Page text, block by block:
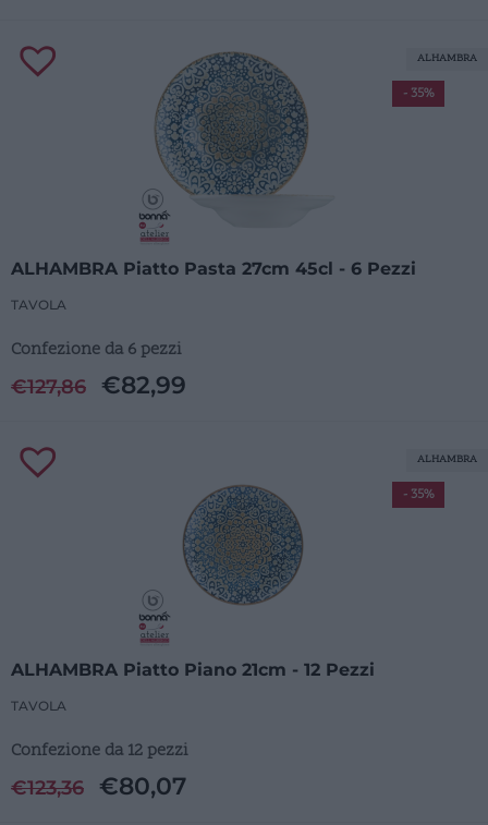
ALHAMBRA Piatto Pasta 27cm 45cl - 6 Pezzi
TAVOLA
Confezione da 6 pezzi
€127,86 €82,99
- 35%
ALHAMBRA
ALHAMBRA Piatto Piano 21cm - 12 Pezzi
TAVOLA
Confezione da 12 pezzi
€123,36 €80,07
- 35%
ALHAMBRA